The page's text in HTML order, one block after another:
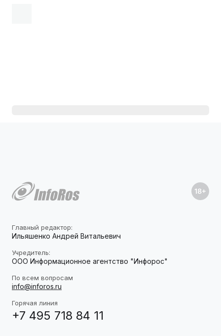
Главный редактор:
Ильяшенко Андрей Витальевич
Учредитель:
ООО Информационное агентство "Инфорос"
По всем вопросам
info@inforos.ru
Горячая линия
+7 495 718 84 11